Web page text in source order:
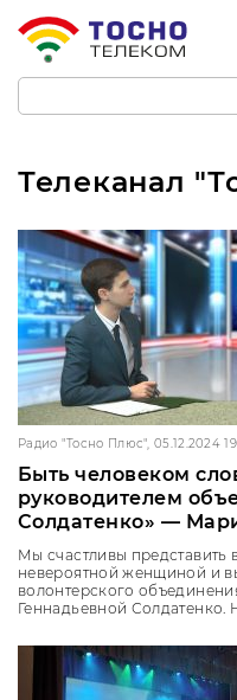
Телеканал
Радио "Тосно Плюс", 05.12.2024
Быть человеком
руководителем
Солдатенко» —
Мы счастливы
невероятной женщиной и
волонтерского
Геннадьевной Солдатенко.